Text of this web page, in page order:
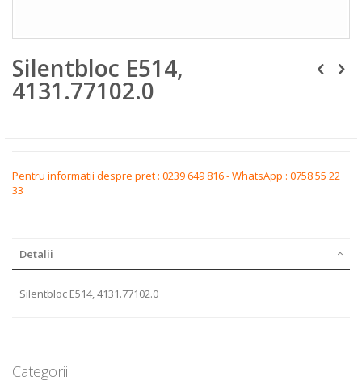
to
the
beginning
Silentbloc E514,
4131.77102.0
Pentru informatii despre pret : 0239 649 816 - WhatsApp : 0758 55 22
33
Detalii
Silentbloc E514, 4131.77102.0
Categorii